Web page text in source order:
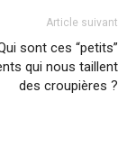
Article suivant
sont ces “petits”
qui nous taillent
des croupières ?